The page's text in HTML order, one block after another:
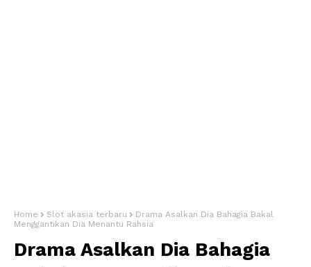
Home Slot akasia terbaru
Drama Asalkan Dia Bahagia Bakal
Menggantikan Dia Menantu Rahsia
Drama Asalkan Dia Bahagia